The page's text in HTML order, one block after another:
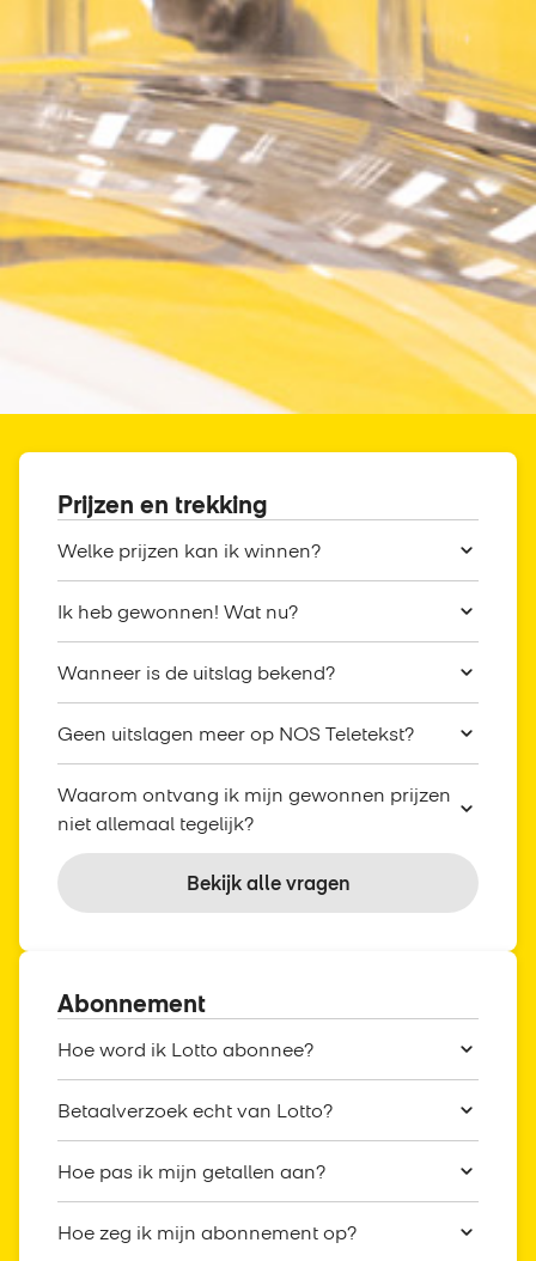
Prijzen en trekking
Welke prijzen kan ik winnen?
Ik heb gewonnen! Wat nu?
Wanneer is de uitslag bekend?
Geen uitslagen meer op NOS Teletekst?
Waarom ontvang ik mijn gewonnen prijzen
niet allemaal tegelijk?
Bekijk alle vragen
Abonnement
Hoe word ik Lotto abonnee?
Betaalverzoek echt van Lotto?
Hoe pas ik mijn getallen aan?
Hoe zeg ik mijn abonnement op?